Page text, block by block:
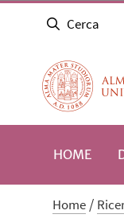
Cerca
HOME
Home